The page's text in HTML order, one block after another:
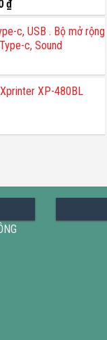
₫.
₫Giá
hiện
tại
là:
c, USB . Bộ mở rộng
c, Sound
XP-480BL